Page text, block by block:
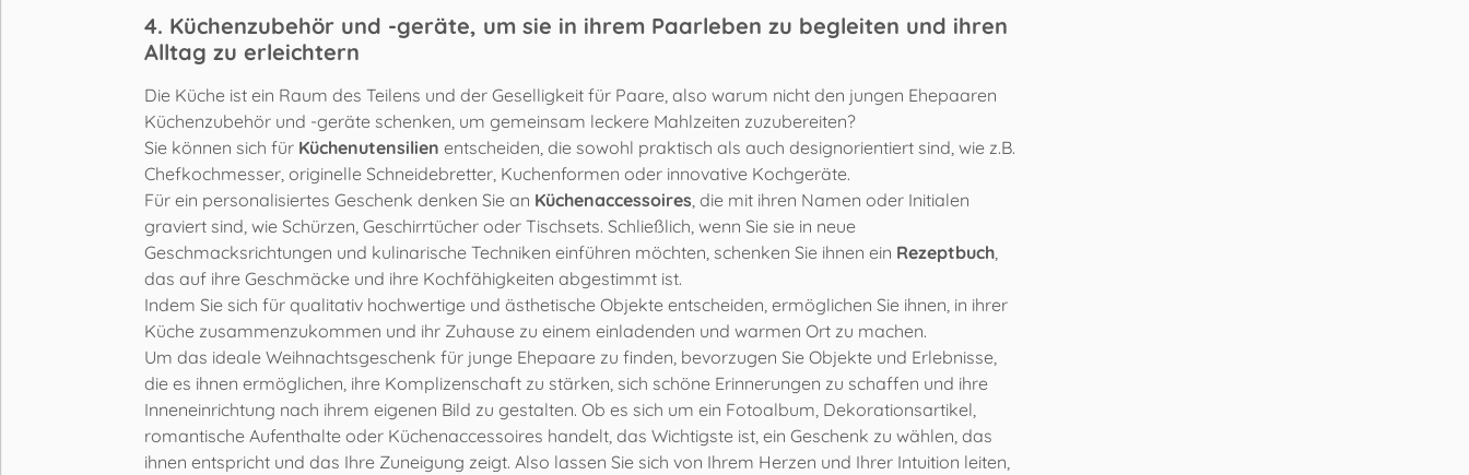
4. Küchenzubehör und -geräte, um sie in ihrem Paarleben zu begleiten und ihren
Alltag zu erleichtern
Die Küche ist ein Raum des Teilens und der Geselligkeit für Paare, also warum nicht den jungen Ehepaaren
Küchenzubehör und -geräte schenken, um gemeinsam leckere Mahlzeiten zuzubereiten?
Sie können sich für Küchenutensilien entscheiden, die sowohl praktisch als auch designorientiert sind, wie z.B.
Chefkochmesser, originelle Schneidebretter, Kuchenformen oder innovative Kochgeräte.
Für ein personalisiertes Geschenk denken Sie an Küchenaccessoires , die mit ihren Namen oder Initialen
graviert sind, wie Schürzen, Geschirrtücher oder Tischsets. Schließlich, wenn Sie sie in neue
Geschmacksrichtungen und kulinarische Techniken einführen möchten, schenken Sie ihnen ein Rezeptbuch
das auf ihre Geschmäcke und ihre Kochfähigkeiten abgestimmt ist.
Indem Sie sich für qualitativ hochwertige und ästhetische Objekte entscheiden, ermöglichen Sie ihnen, in ihrer
Küche zusammenzukommen und ihr Zuhause zu einem einladenden und warmen Ort zu machen.
Um das ideale Weihnachtsgeschenk für junge Ehepaare zu finden, bevorzugen Sie Objekte und Erlebnisse,
die es ihnen ermöglichen, ihre Komplizenschaft zu stärken, sich schöne Erinnerungen zu schaffen und ihre
Inneneinrichtung nach ihrem eigenen Bild zu gestalten. Ob es sich um ein Fotoalbum, Dekorationsartikel,
romantische Aufenthalte oder Küchenaccessoires handelt, das Wichtigste ist, ein Geschenk zu wählen, das
ihnen entspricht und das Ihre Zuneigung zeigt. Also lassen Sie sich von Ihrem Herzen und Ihrer Intuition leiten,